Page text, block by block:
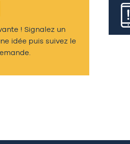
! Signalez un
idée puis suivez le